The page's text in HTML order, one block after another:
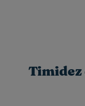
Timidez